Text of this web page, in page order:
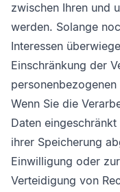
zwischen Ihren und
werden. Solange
Interessen
Einschränkung der
Wenn Sie die
Daten
ihrer Speicherung
Einwilligung oder
Verteidigung von